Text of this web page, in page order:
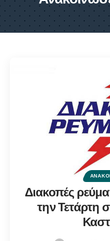
Διακοπές
την Τετάρτη